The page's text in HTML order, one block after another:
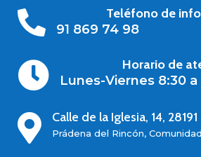

Teléfono de
91 869 74 98

Horario de
Lunes-Viernes 8:30 a
 Calle de la Iglesia, 14, 28191
Prádena del Rincón,